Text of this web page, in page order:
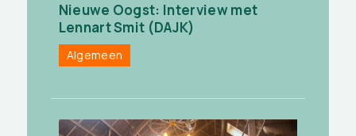
Nieuwe Oogst: Interview met
Lennart Smit (DAJK)
Algemeen